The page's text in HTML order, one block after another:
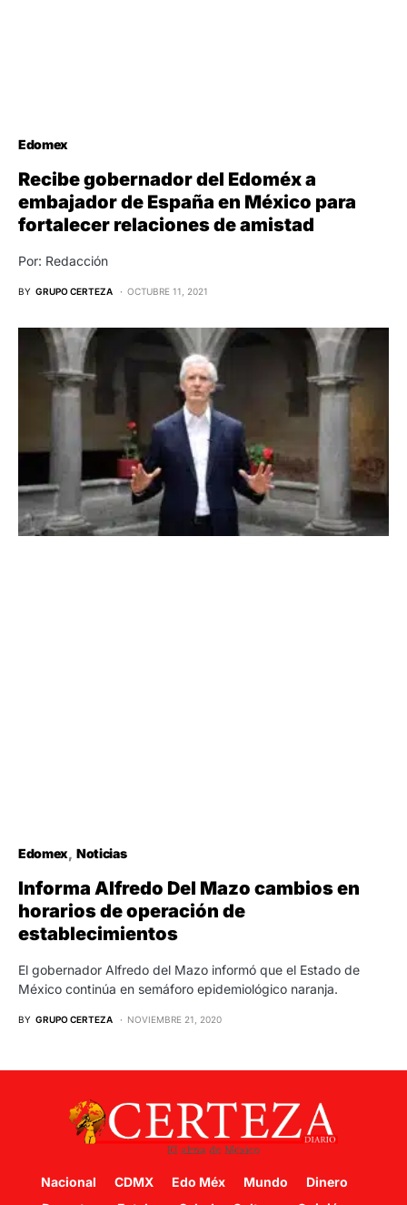
Edomex
Recibe gobernador del Edoméx a
embajador de España en México para
fortalecer relaciones de amistad
Por: Redacción
BY GRUPO CERTEZA OCTUBRE 11, 2021
Edomex Noticias
Informa Alfredo Del Mazo cambios en
horarios de operación de
establecimientos
El gobernador Alfredo del Mazo informó que el Estado de
México continúa en semáforo epidemiológico naranja.
BY GRUPO CERTEZA NOVIEMBRE 21, 2020
Nacional CDMX Edo Méx Mundo
Dinero